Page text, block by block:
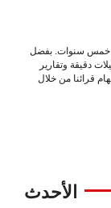
خمس سنوات. بفضل
دقيقة وتقارير
قرائنا من خلال
الأحدث